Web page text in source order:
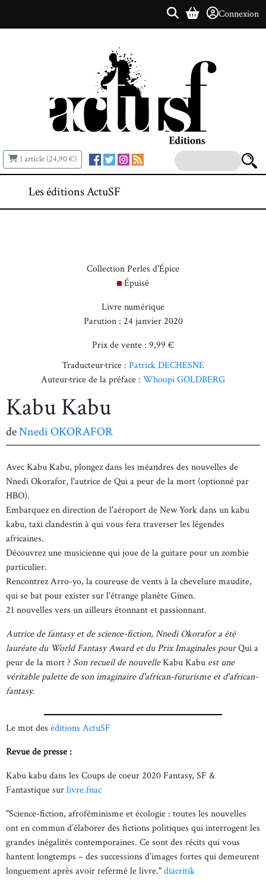
Connexion
1 article (24,90 €)
Les éditions ActuSF
Collection Perles d'Épice
Épuisé
Livre numérique
Parution : 24 janvier 2020
Prix de vente : 9,99 €
Traducteur·trice : Patrick DECHESNE
Auteur·trice de la préface : Whoopi GOLDBERG
Kabu Kabu
deNnedi OKORAFOR
Avec Kabu Kabu, plongez dans les méandres des nouvelles de
Nnedi Okorafor, l'autrice de Qui a peur de la mort (optionné par
HBO).
Embarquez en direction de l'aéroport de New York dans un kabu
kabu, taxi clandestin à qui vous fera traverser les légendes
africaines.
Découvrez une musicienne qui joue de la guitare pour un zombie
particulier.
Rencontrez Arro-yo, la coureuse de vents à la chevelure maudite,
qui se bat pour exister sur l'étrange planète Ginen.
21 nouvelles vers un ailleurs étonnant et passionnant.
Autrice de fantasy et de science-fiction, Nnedi Okorafor a été
lauréate du World Fantasy Award et du Prix Imaginales pourQui a
peur de la mort ? Son recueil de nouvelleKabu Kabu est une
véritable palette de son imaginaire d'african-futurisme et d'african-
fantasy.
Le mot des éditions ActuSF
Revue de presse :
Kabu kabu dans les Coups de coeur 2020 Fantasy, SF &
Fantastique surlivre.fnac
"Science-fiction, afroféminisme et écologie : toutes les nouvelles
ont en commun d’élaborer des fictions politiques qui interrogent les
grandes inégalités contemporaines. Ce sont des récits qui vous
hantent longtemps – des successions d’images fortes qui demeurent
longuement après avoir refermé le livre."diacritik